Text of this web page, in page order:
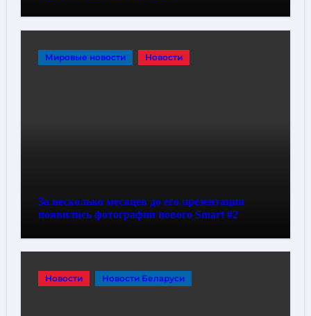
Мировые новости Новости
За несколько месяцев до его презентации
появились фотографии нового Smart #2
Новости Новости Беларуси